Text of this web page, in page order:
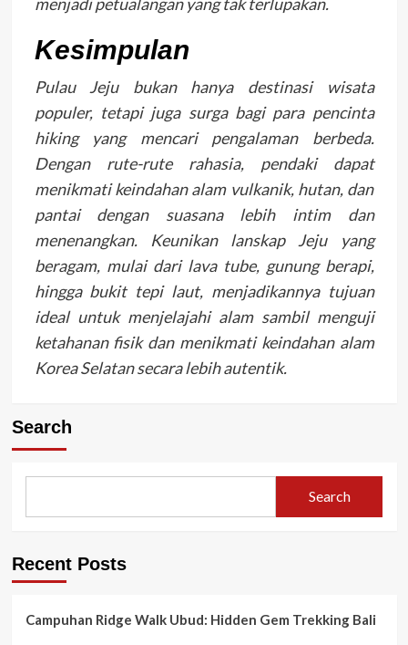
Kesimpulan
Pulau Jeju bukan hanya destinasi wisata
populer, tetapi juga surga bagi para pencinta
hiking yang mencari pengalaman berbeda.
Dengan rute-rute rahasia, pendaki dapat
menikmati keindahan alam vulkanik, hutan, dan
pantai dengan suasana lebih intim dan
menenangkan. Keunikan lanskap Jeju yang
beragam, mulai dari lava tube, gunung berapi,
hingga bukit tepi laut, menjadikannya tujuan
ideal untuk menjelajahi alam sambil menguji
ketahanan fisik dan menikmati keindahan alam
Korea Selatan secara lebih autentik.
Search
Search
Recent Posts
Campuhan Ridge Walk Ubud: Hidden Gem Trekking Bali